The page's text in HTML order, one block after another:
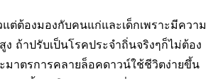
ต่ต้องมองกับคนแก่และเด็กเพราะมีความ
ง ถ้าปรับเป็นโรคประจำถิ่นจริงๆก็ไม่ต้อง
มาตรการคลายล็อคดาวน์ใช้ชีวิตง่ายขึ้น